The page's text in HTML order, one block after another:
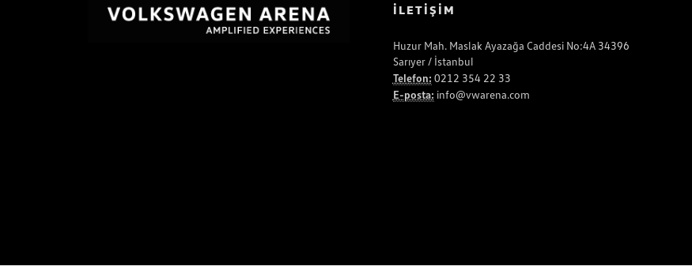
İLETİŞİM
Huzur Mah. Maslak Ayazağa Caddesi No:4A 34396
Sarıyer / İstanbul
Telefon: 0212 354 22 33
E-posta: info@vwarena.com